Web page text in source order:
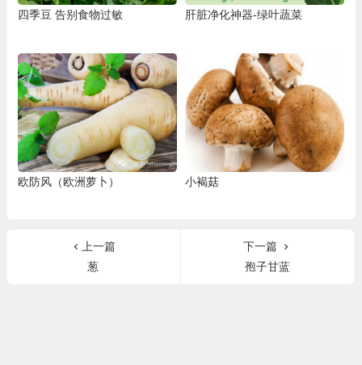
四季豆 告别食物过敏 肝脏净化神器-绿叶蔬菜
欧防风（欧洲萝卜） 小褐菇
上一篇
葱
下一篇
孢子甘蓝